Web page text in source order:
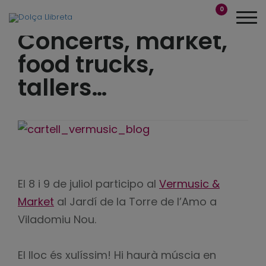
0
Concerts, market,
food trucks,
tallers…
El 8 i 9 de juliol participo al Vermusic &
Market al Jardí de la Torre de l’Amo a
Viladomiu Nou.
El lloc és xulíssim! Hi haurà múscia en